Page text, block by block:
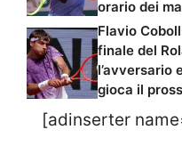
orario dei
Flavio
finale del
l’avversario
gioca il
[adinserter